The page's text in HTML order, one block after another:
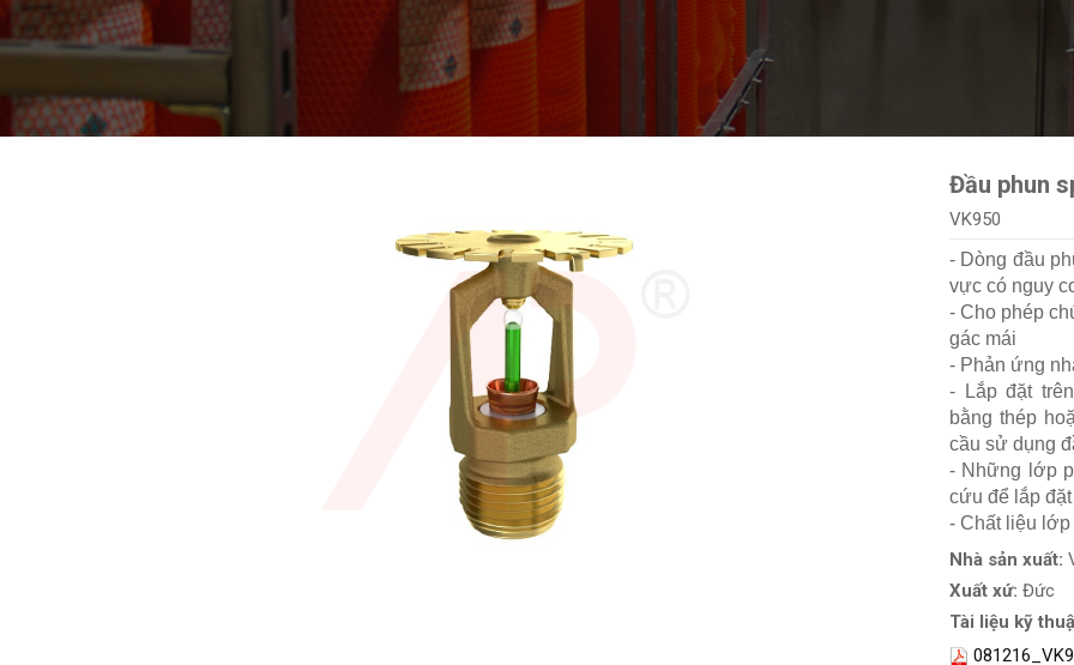
Đầu phun
VK950
- Dòng đầu
vực có nguy
- Cho phép
gác mái
- Phản ứng
- Lắp đặt
bằng thép
cầu sử dụng
- Những lớp
cứu để lắp
- Chất liệu
Nhà sản xuất:
Xuất xứ: Đức
Tài liệu kỹ